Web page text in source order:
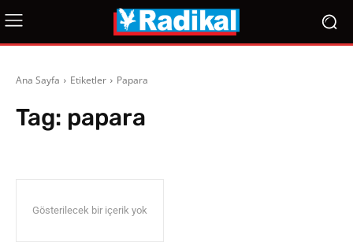
Ana Sayfa Etiketler Papara
Tag: papara
Gösterilecek bir içerik yok